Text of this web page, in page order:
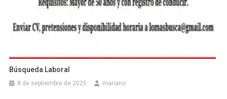
Búsqueda Laboral
8 de septiembre de 2025 mariano